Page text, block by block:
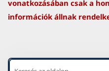
vonatkozásában csak a
információk állnak